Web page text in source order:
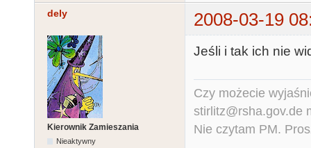
dely 2008-03-19
Kierownik Zamieszania
Nieaktywny
Jeśli i tak ich nie
Czy możecie
stirlitz@rsha.gov.de
Nie czytam PM.